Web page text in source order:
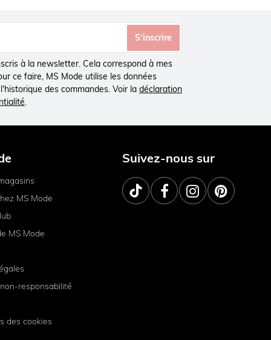
S’inscrire
à la newsletter. Cela correspond à mes
ce faire, MS Mode utilise les données
des commandes. Voir la déclaration
.
MS Mode
MS Mode
responsabilité
des cookies
Suivez-nous sur